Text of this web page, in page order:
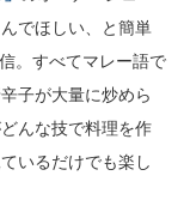
でほしい、と簡単
。すべてマレー語で
子が大量に炒めら
んな技で料理を作
いるだけでも楽し